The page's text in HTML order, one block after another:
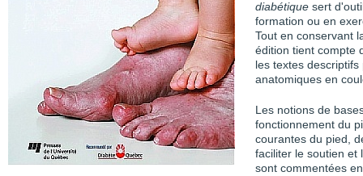
diabétique sert
formation ou en
Tout en conservant
édition tient compte
les textes
anatomiques en
Les notions de
fonctionnement du
courantes du pied,
faciliter le soutien et
sont commentées